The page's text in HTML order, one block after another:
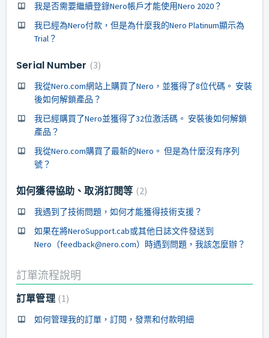
我是否需要繼續登錄Nero帳戶才能使用Nero 2020？
我已經為Nero付款，但是為什麼我的Nero Platinum顯示為
Trial？
Serial Number 3
我從Nero.com網站上購買了Nero，並獲得了8位代碼。 安裝
後如何解鎖產品？
我已經購買了Nero並獲得了32位激活碼。 安裝後如何解鎖
產品？
我從Nero.com購買了最新的Nero。 但是為什麼沒有序列
號？
如何獲得協助、取消訂閱等 2
我遇到了技術問題，如何才能獲得技術支援？
如果在將NeroSupport.cab或其他日誌文件發送到
Nero（feedback@nero.com）時遇到問題，我該怎麼辦？
訂單流程說明
訂單管理 1
如何管理我的訂單，訂閱，發票和付款明細